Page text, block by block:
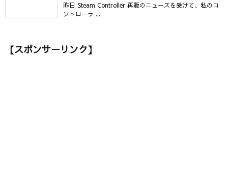
昨日 Steam Controller 再販のニュースを受けて、私のコ
ントローラ ...
【スポンサーリンク】